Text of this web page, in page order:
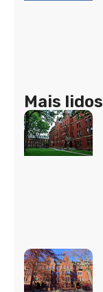
Mais lidos